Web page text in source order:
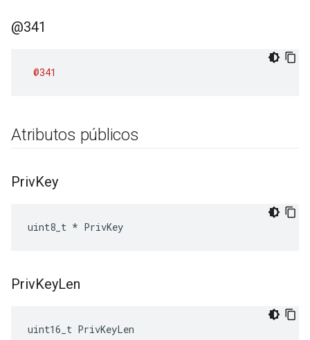
@341
@341
Atributos públicos
PrivKey
uint8_t * PrivKey
PrivKeyLen
uint16_t PrivKeyLen